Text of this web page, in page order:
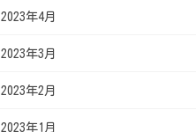
2023年4月
2023年3月
2023年2月
2023年1月